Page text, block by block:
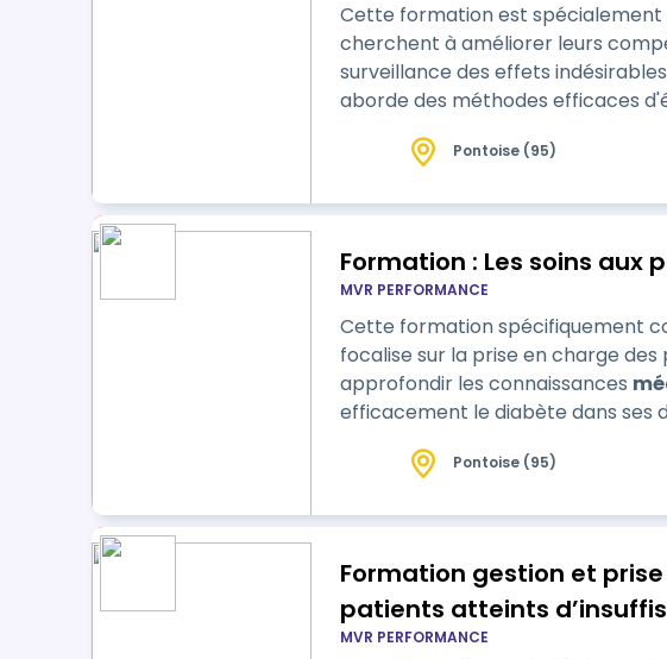
Cette formation est spécialement
cherchent à améliorer leurs
surveillance des effets indésirables des
aborde des méthodes efficaces
effets secondaires des médicaments. Les participants apprendront à
Pontoise (95)
Formation : Les soins
MVR PERFORMANCE
Cette formation spécifiquement
focalise sur la prise en charge des patients atteints de diabète. Elle vise à
approfondir les connaissances
efficacement le diabète dans ses
avancées en matière de
Pontoise (95)
Formation gestion et
patients atteints
MVR PERFORMANCE